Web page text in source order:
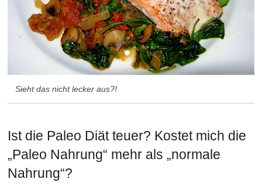
Sieht das nicht lecker aus?!
Ist die Paleo Diät teuer? Kostet mich die
„Paleo Nahrung“ mehr als „normale
Nahrung“?